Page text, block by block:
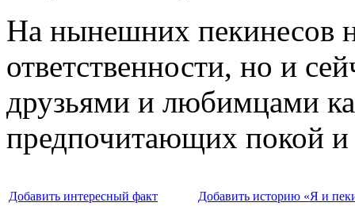
На нынешних пекинесов
ответственности, но и
друзьями и любимцами
предпочитающих покой и
Добавить интересный факт
Добавить историю «Я и